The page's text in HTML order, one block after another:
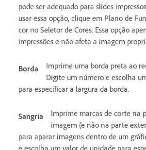
pode ser adequado para slides
usar essa opção, clique em Plano de
cor no Seletor de Cores. Essa opção
impressões e não afeta a imagem
Borda
Imprime uma borda preta ao
Digite um número e escolha
para especificar a largura da borda.
Sangria
Imprime marcas de corte na
imagem (e não na parte
para aparar imagens dentro de um
e escolha um valor de unidade para